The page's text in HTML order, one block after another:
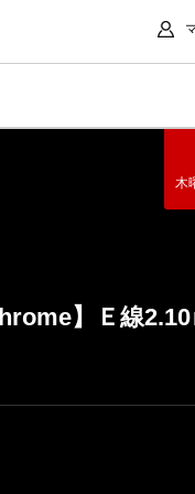
木
】Ｅ線2.10